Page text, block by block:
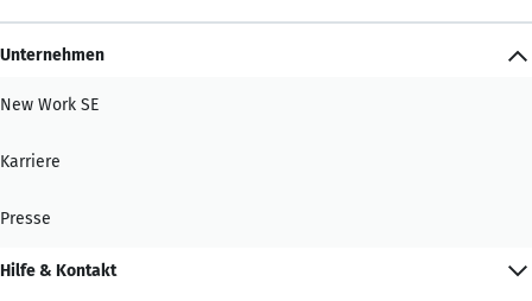
Unternehmen
New Work SE
Karriere
Presse
Hilfe & Kontakt